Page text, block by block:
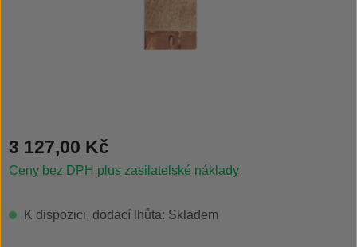
Běžná cena:
3 127,00 Kč
Ceny bez DPH plus zasilatelské náklady
K dispozici, dodací lhůta: Skladem